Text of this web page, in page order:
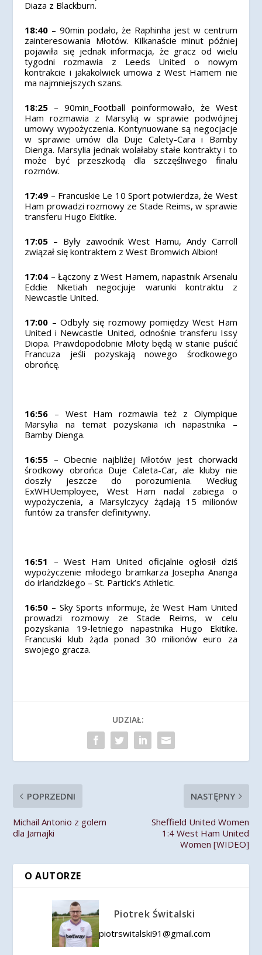
Diaza z Blackburn.
18:40 – 90min podało, że Raphinha jest w centrum
zainteresowania Młotów. Kilkanaście minut później
pojawiła się jednak informacja, że gracz od wielu
tygodni rozmawia z Leeds United o nowym
kontrakcie i jakakolwiek umowa z West Hamem nie
ma najmniejszych szans.
18:25 – 90min_Football poinformowało, że West
Ham rozmawia z Marsylią w sprawie podwójnej
umowy wypożyczenia. Kontynuowane są negocjacje
w sprawie umów dla Duje Calety-Cara i Bamby
Dienga. Marsylia jednak wolałaby stałe kontrakty i to
może być przeszkodą dla szczęśliwego finału
rozmów.
17:49 – Francuskie Le 10 Sport potwierdza, że West
Ham prowadzi rozmowy ze Stade Reims, w sprawie
transferu Hugo Ekitike.
17:05 – Były zawodnik West Hamu, Andy Carroll
związał się kontraktem z West Bromwich Albion!
17:04 – Łączony z West Hamem, napastnik Arsenalu
Eddie Nketiah negocjuje warunki kontraktu z
Newcastle United.
17:00 – Odbyły się rozmowy pomiędzy West Ham
United i Newcastle United, odnośnie transferu Issy
Diopa. Prawdopodobnie Młoty będą w stanie puścić
Francuza jeśli pozyskają nowego środkowego
obrońcę.
16:56 – West Ham rozmawia też z Olympique
Marsylia na temat pozyskania ich napastnika –
Bamby Dienga.
16:55 – Obecnie najbliżej Młotów jest chorwacki
środkowy obrońca Duje Caleta-Car, ale kluby nie
doszły jeszcze do porozumienia. Według
ExWHUemployee, West Ham nadal zabiega o
wypożyczenia, a Marsylczycy żądają 15 milionów
funtów za transfer definitywny.
16:51
– West Ham United oficjalnie ogłosił dziś
wypożyczenie młodego bramkarza Josepha Ananga
do irlandzkiego – St. Partick’s Athletic.
16:50 – Sky Sports informuje, że West Ham United
prowadzi rozmowy ze Stade Reims, w celu
pozyskania 19-letniego napastnika Hugo Ekitike.
Francuski klub żąda ponad 30 milionów euro za
swojego gracza.
UDZIAŁ:
POPRZEDNI
Michail Antonio z golem
dla Jamajki
NASTĘPNY
Sheffield United Women
1:4 West Ham United
Women [WIDEO]
O AUTORZE
Piotrek Świtalski
piotrswitalski91@gmail.com